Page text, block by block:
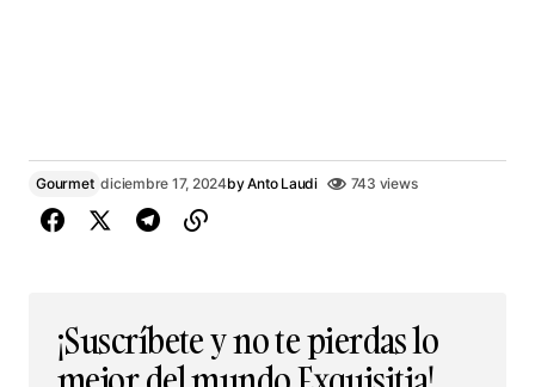
Gourmet diciembre 17, 2024byAnto Laudi 743 views
¡Suscríbete y no te pierdas lo